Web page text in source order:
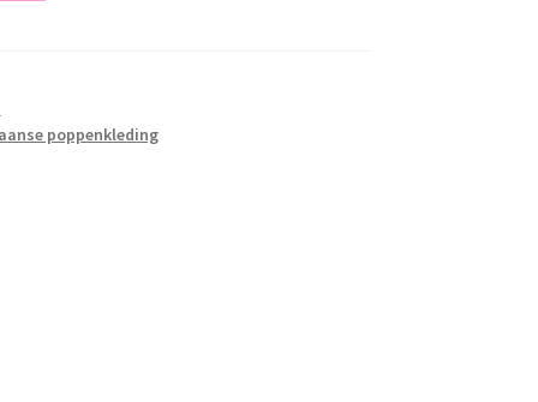
poppenkleding